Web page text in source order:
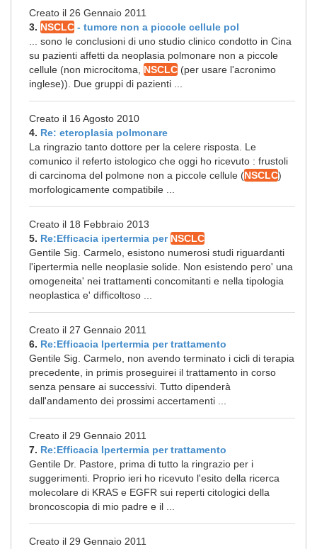
Creato il 26 Gennaio 2011
3. NSCLC - tumore non a piccole cellule pol
... sono le conclusioni di uno studio clinico condotto in Cina
su pazienti affetti da neoplasia polmonare non a piccole
cellule (non microcitoma, NSCLC (per usare l'acronimo
inglese)). Due gruppi di pazienti ...
Creato il 16 Agosto 2010
4. Re: eteroplasia polmonare
La ringrazio tanto dottore per la celere risposta. Le
comunico il referto istologico che oggi ho ricevuto : frustoli
di carcinoma del polmone non a piccole cellule (NSCLC)
morfologicamente compatibile ...
Creato il 18 Febbraio 2013
5. Re:Efficacia ipertermia per NSCLC
Gentile Sig. Carmelo, esistono numerosi studi riguardanti
l'ipertermia nelle neoplasie solide. Non esistendo pero' una
omogeneita' nei trattamenti concomitanti e nella tipologia
neoplastica e' difficoltoso ...
Creato il 27 Gennaio 2011
6. Re:Efficacia Ipertermia per trattamento
Gentile Sig. Carmelo, non avendo terminato i cicli di terapia
precedente, in primis proseguirei il trattamento in corso
senza pensare ai successivi. Tutto dipenderà
dall'andamento dei prossimi accertamenti ...
Creato il 29 Gennaio 2011
7. Re:Efficacia Ipertermia per trattamento
Gentile Dr. Pastore, prima di tutto la ringrazio per i
suggerimenti. Proprio ieri ho ricevuto l'esito della ricerca
molecolare di KRAS e EGFR sui reperti citologici della
broncoscopia di mio padre e il ...
Creato il 29 Gennaio 2011